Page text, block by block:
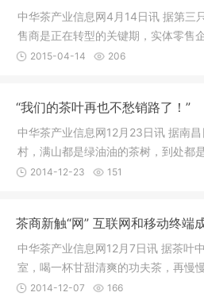
中华茶产业信息网4月14日讯 据第三
售商是正在转型的关键期，实体零售
外同行们
2015-04-14 206
“我们的茶叶再也不愁销路了！”
中华茶产业信息网12月23日讯 据南
村，满山都是绿油油的茶树，到处都
坡上的茶
2014-12-23 151
茶商新触“网” 互联网和移动终端
中华茶产业信息网12月7日讯 据茶叶
室，喝一杯甘甜清爽的功夫茶，再慢
武汉最
2014-12-07 166